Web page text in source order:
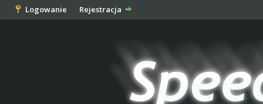
Logowanie Rejestracja